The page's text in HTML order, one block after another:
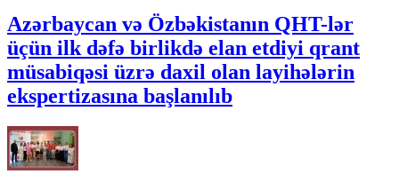
Azərbaycan və Özbəkistanın QHT-lər
üçün ilk dəfə birlikdə elan etdiyi qrant
müsabiqəsi üzrə daxil olan layihələrin
ekspertizasına başlanılıb